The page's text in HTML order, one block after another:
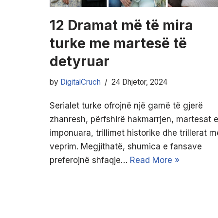
12 Dramat më të mira
turke me martesë të
detyruar
by DigitalCruch 24 Dhjetor, 2024
Serialet turke ofrojnë një gamë të gjerë
zhanresh, përfshirë hakmarrjen, martesat e
imponuara, trillimet historike dhe trillerat
veprim. Megjithatë, shumica e fansave
preferojnë shfaqje… Read More »